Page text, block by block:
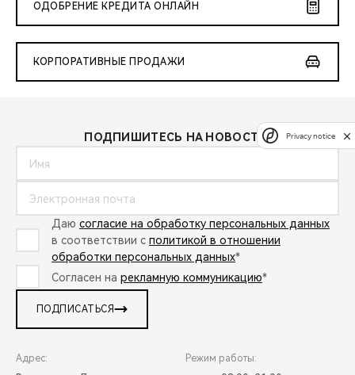
ОДОБРЕНИЕ КРЕДИТА ОНЛАЙН
КОРПОРАТИВНЫЕ ПРОДАЖИ
ПОДПИШИТЕСЬ НА НОВОСТИ:
Даю согласие на обработку персональных данных
в соответствии с политикой в отношении
обработки персональных данных*
Согласен на рекламную коммуникацию*
ПОДПИСАТЬСЯ
Адрес: Режим работы:
Privacy notice